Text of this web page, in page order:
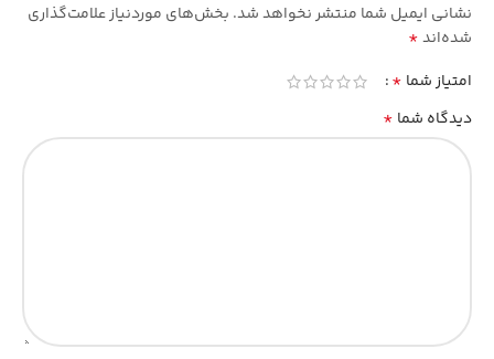
نشانی ایمیل شما منتشر نخواهد شد. بخش‌های موردنیاز علامت‌گذاری
شده‌اند*
امتیاز شما *
دیدگاه شما *